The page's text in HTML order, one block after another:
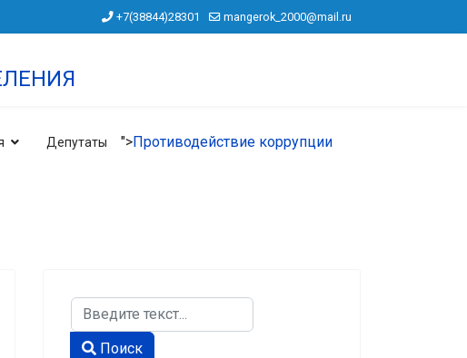
+7(38844)28301 mangerok_2000@mail.ru
Депутаты ">Противодействие коррупции
Поиск
Type 2 or more characters for results.
Поиск